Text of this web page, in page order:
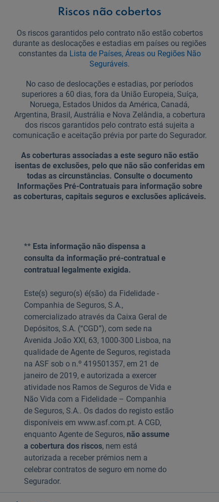
Riscos não cobertos
Os riscos garantidos pelo contrato não estão cobertos
durante as deslocações e estadias em países ou regiões
constantes da Lista de Países, Áreas ou Regiões Não
Seguráveis.
No caso de deslocações e estadias, por períodos
superiores a 60 dias, fora da União Europeia, Suíça,
Noruega, Estados Unidos da América, Canadá,
Argentina, Brasil, Austrália e Nova Zelândia, a cobertura
dos riscos garantidos pelo contrato está sujeita a
comunicação e aceitação prévia por parte do Segurador.
As coberturas associadas a este seguro não estão
isentas de exclusões, pelo que não são conferidas em
todas as circunstâncias. Consulte o documento
Informações Pré-Contratuais para informação sobre
as coberturas, capitais seguros e exclusões aplicáveis.
** Esta informação não dispensa a
consulta da informação pré-contratual e
contratual legalmente exigida.
Este(s) seguro(s) é(são) da Fidelidade -
Companhia de Seguros, S.A.,
comercializado através da Caixa Geral de
Depósitos, S.A. (“CGD”), com sede na
Avenida João XXI, 63, 1000-300 Lisboa, na
qualidade de Agente de Seguros, registada
na ASF sob o n.º 419501357, em 21 de
janeiro de 2019, e autorizada a exercer
atividade nos Ramos de Seguros de Vida e
Não Vida com a Fidelidade – Companhia
de Seguros, S.A.. Os dados do registo estão
disponíveis em www.asf.com.pt. A CGD,
enquanto Agente de Seguros, não assume
a cobertura dos riscos, nem está
autorizada a receber prémios nem a
celebrar contratos de seguro em nome do
Segurador.